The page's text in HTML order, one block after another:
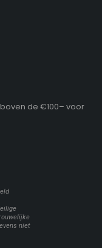
de €100– voor
niet